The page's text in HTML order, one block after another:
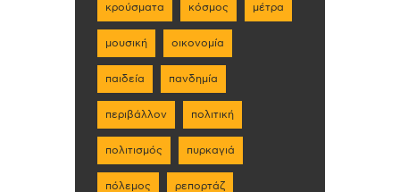
κρούσματα κόσμος μέτρα
μουσική οικονομία
παιδεία πανδημία
περιβάλλον πολιτική
πολιτισμός πυρκαγιά
πόλεμος ρεπορτάζ